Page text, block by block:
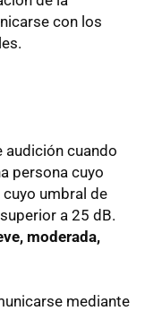
con los
audición cuando
persona cuyo
umbral de
a 25 dB.
moderada,
mediante